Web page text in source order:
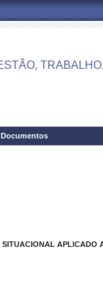
Documentos
APLICADO